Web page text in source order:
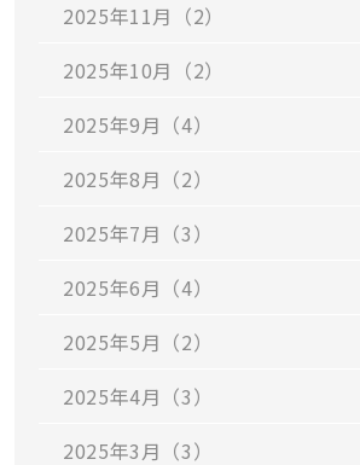
2025年11月（2）
2025年10月（2）
2025年9月（4）
2025年8月（2）
2025年7月（3）
2025年6月（4）
2025年5月（2）
2025年4月（3）
2025年3月（3）